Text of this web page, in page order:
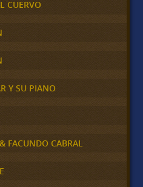
CUERVO
Y SU PIANO
FACUNDO CABRAL